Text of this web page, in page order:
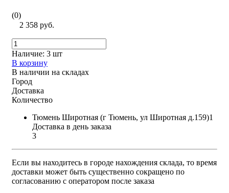
(0)
2 358 руб.
Наличие: 3 шт
В корзину
В наличии на складах
Город
Доставка
Количество
Тюмень Широтная (г Тюмень, ул Широтная д.159)1
Доставка в день заказа
3
Если вы находитесь в городе нахождения склада, то время
доставки может быть существенно сокращено по
согласованию с оператором после заказа